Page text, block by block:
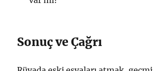
Sonuç ve Çağrı